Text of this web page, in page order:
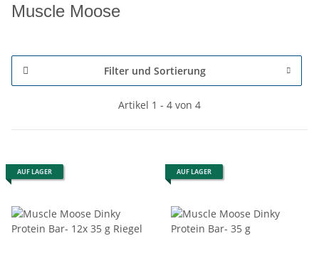
Muscle Moose
Filter und Sortierung
Artikel 1 - 4 von 4
AUF LAGER AUF LAGER